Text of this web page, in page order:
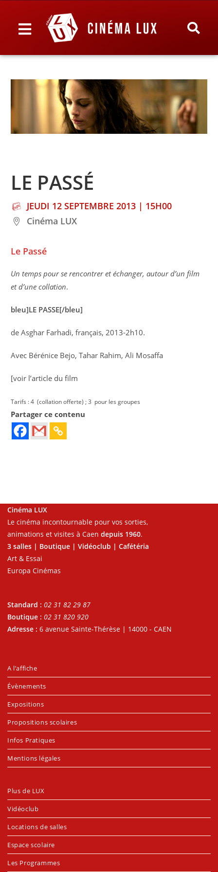
LE PASSÉ
JEUDI 12 SEPTEMBRE 2013 | 15H00
Cinéma LUX
Le Passé
Un temps pour se rencontrer et échanger, autour d’un film
et d’une collation.
bleu]LE PASSE[/bleu]
de Asghar Farhadi, français, 2013-2h10.
Avec Bérénice Bejo, Tahar Rahim, Ali Mosaffa
[voir l’article du film
Tarifs : 4  (collation offerte) ; 3  pour les groupes
Partager ce contenu
Cinéma LUX
Le cinéma incontournable pour vos sorties,
animations et visites à Caen depuis 1960.
3 salles | Boutique | Vidéoclub | Cafétéria
Art & Essai
Europa Cinémas
Standard : 02 31 82 29 87
Boutique : 02 31 820 920
Adresse : 6 avenue Sainte-Thérèse | 14000 - CAEN
A l’affiche
Évènements
Expositions
Propositions scolaires
Infos Pratiques
Mentions légales
Plus de LUX
Vidéoclub
Locations de salles
Espace scolaire
Les Programmes